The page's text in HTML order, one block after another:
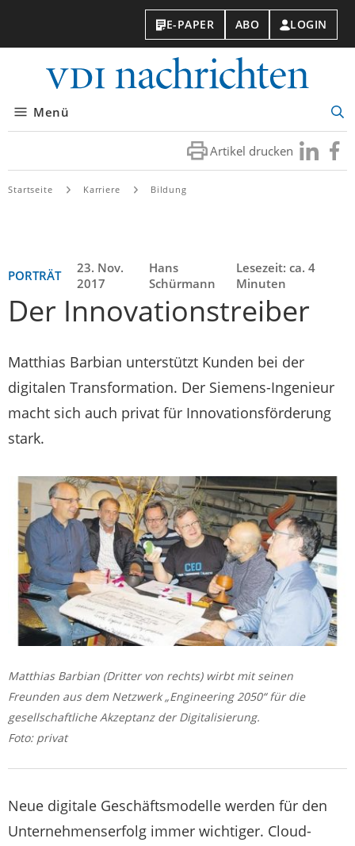
E-PAPER ABO LOGIN
Menü
Artikel drucken Besuchen
Sie
Sie
Startseite Karriere Bildung
PORTRÄT
23. Nov.
2017
Hans
Schürmann
Lesezeit: ca. 4
Minuten
Der Innovationstreiber
Matthias Barbian unterstützt Kunden bei der
digitalen Transformation. Der Siemens-Ingenieur
macht sich auch privat für Innovationsförderung
stark.
Matthias Barbian (Dritter von rechts) wirbt mit seinen
Freunden aus dem Netzwerk „Engineering 2050“ für die
gesellschaftliche Akzeptanz der Digitalisierung.
Foto: privat
Neue digitale Geschäftsmodelle werden für den
Unternehmenserfolg immer wichtiger. Cloud-